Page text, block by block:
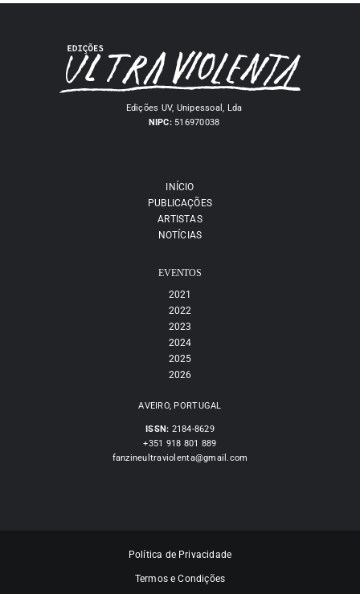
Edições UV, Unipessoal, Lda
NIPC:516970038
INÍCIO
PUBLICAÇÕES
ARTISTAS
NOTÍCIAS
EVENTOS
2021
2022
2023
2024
2025
2026
AVEIRO, PORTUGAL
ISSN: 2184-8629
+351 918 801 889
fanzineultraviolenta@gmail.com
Política de Privacidade
Termos e Condições